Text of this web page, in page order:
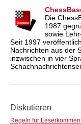
Die
1987
sowie
Seit 1997
Nachrichten aus der
inzwischen in vier
Diskutieren
Regeln für